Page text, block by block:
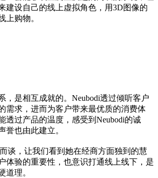
建设自己的线上虚拟角色，用3D图像的
上购物。
，是相互成就的。Neubodi透过倾听客户
需求，进而为客户带来最优质的消费体
透过产品的温度，感受到Neubodi的诚
誉也由此建立。
谈，让我们看到她在经商方面独到的慧
体验的重要性，也意识打通线上线下，是
道理。